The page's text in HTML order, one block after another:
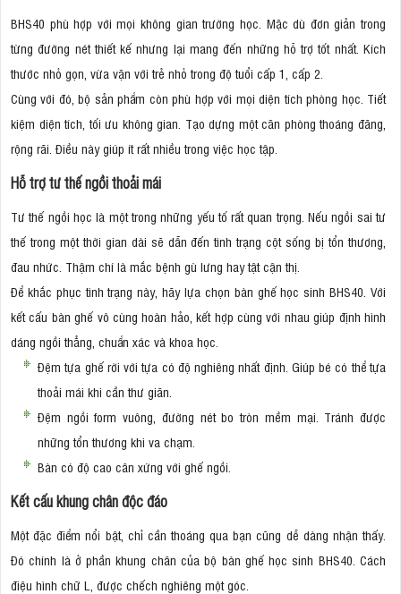
BHS40 phù hợp với mọi không gian trường học. Mặc dù đơn giản trong
từng đường nét thiết kế nhưng lại mang đến những hỗ trợ tốt nhất. Kích
thước nhỏ gọn, vừa vặn với trẻ nhỏ trong độ tuổi cấp 1, cấp 2.
Cùng với đó, bộ sản phẩm còn phù hợp với mọi diện tích phòng học. Tiết
kiệm diện tích, tối ưu không gian. Tạo dựng một căn phòng thoáng đãng,
rộng rãi. Điều này giúp ít rất nhiều trong việc học tập.
Hỗ trợ tư thế ngồi thoải mái
Tư thế ngồi học là một trong những yếu tố rất quan trọng. Nếu ngồi sai tư
thế trong một thời gian dài sẽ dẫn đến tình trạng cột sống bị tổn thương,
đau nhức. Thậm chí là mắc bệnh gù lưng hay tật cận thị.
Để khắc phục tình trạng này, hãy lựa chọn bàn ghế học sinh BHS40. Với
kết cấu bàn ghế vô cùng hoàn hảo, kết hợp cùng với nhau giúp định hình
dáng ngồi thẳng, chuẩn xác và khoa học.
Đệm tựa ghế rời với tựa có độ nghiêng nhất định. Giúp bé có thể tựa
thoải mái khi cần thư giãn.
Đệm ngồi form vuông, đường nét bo tròn mềm mại. Tránh được
những tổn thương khi va chạm.
Bàn có độ cao cân xứng với ghế ngồi.
Kết cấu khung chân độc đáo
Một đặc điểm nổi bật, chỉ cần thoáng qua bạn cũng dễ dàng nhận thấy.
Đó chính là ở phần khung chân của bộ bàn ghế học sinh BHS40. Cách
điệu hình chữ L, được chếch nghiêng một góc.